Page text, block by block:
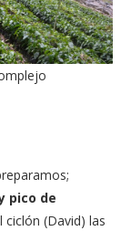
pico de
ciclón (David) las